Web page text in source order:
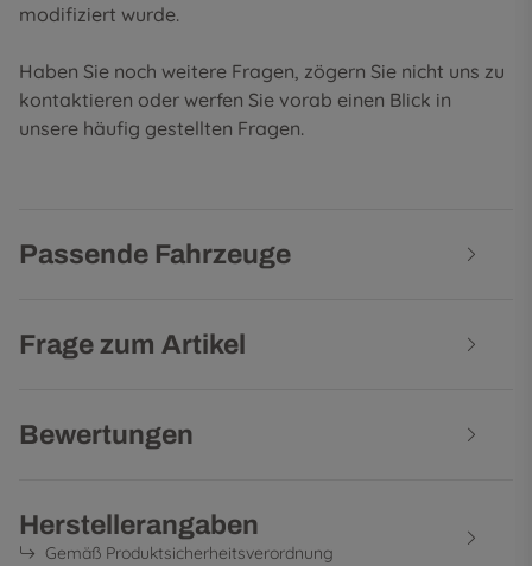
modifiziert wurde.
Haben Sie noch weitere Fragen, zögern Sie nicht uns zu
kontaktieren oder werfen Sie vorab einen Blick in
unsere häufig gestellten Fragen.
Passende Fahrzeuge
Frage zum Artikel
Bewertungen
Herstellerangaben
Gemäß Produktsicherheitsverordnung